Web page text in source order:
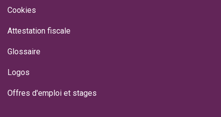
Cookies
Attestation fiscale
Glossaire
Logos
Offres d'emploi et stages